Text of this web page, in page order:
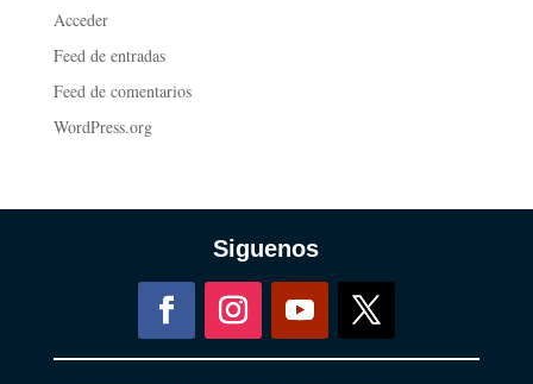
Acceder
Feed de entradas
Feed de comentarios
WordPress.org
Siguenos